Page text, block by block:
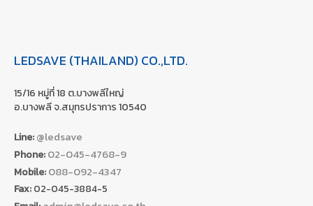
LEDSAVE (THAILAND) CO.,LTD.
15/16 หมู่ที่ 18 ต.บางพลีใหญ่
อ.บางพลี จ.สมุทรปราการ 10540
Line:@ledsave
Phone:02-045-4768-9
Mobile:088-092-4347
Fax:02-045-3884-5